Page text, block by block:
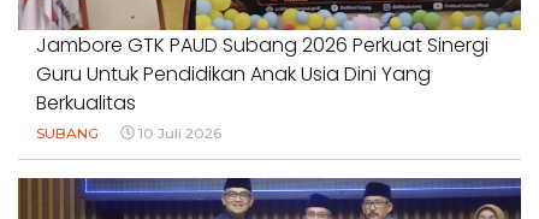
Jambore GTK PAUD Subang 2026 Perkuat Sinergi
Guru Untuk Pendidikan Anak Usia Dini Yang
Berkualitas
SUBANG 10 Juli 2026